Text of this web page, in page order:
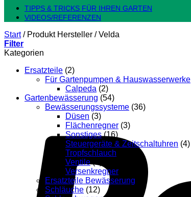
TIPPS & TRICKS FÜR IHREN GARTEN
VIDEOS/REFERENZEN
Start /Produkt Hersteller /Velda
Filter
Kategorien
Ersatzteile (2)
Für Gartenpumpen & Hauswasserwerke
Calpeda (2)
Gartenbewässerung (54)
Bewässerungssysteme (36)
Düsen (3)
Flächenregner (3)
Sonstiges (16)
Steuergeräte & Zeitschaltuhren (4)
Tropfschlauch
Ventile
Versenkregner
Ersatzteile Bewässerung
Schläuche (12)